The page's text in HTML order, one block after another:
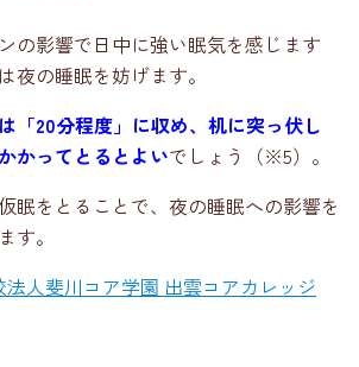
の影響で日中に強い眠気を感じます
夜の睡眠を妨げます。
「20分程度」に収め、机に突っ伏し
かってとるとよいでしょう（※5）。
眠をとることで、夜の睡眠への影響を
す。
法人斐川コア学園 出雲コアカレッジ